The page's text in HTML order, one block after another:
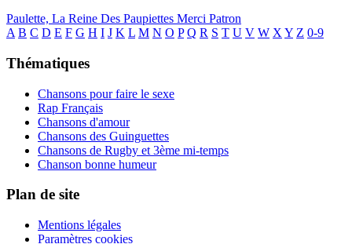
Paulette, La Reine Des Paupiettes Merci Patron
A B C D E F G H I J K L M N O P Q R S T U V W X Y Z 0-9
Thématiques
Chansons pour faire le sexe
Rap Français
Chansons d'amour
Chansons des Guinguettes
Chansons de Rugby et 3ème mi-temps
Chanson bonne humeur
Plan de site
Mentions légales
Paramètres cookies